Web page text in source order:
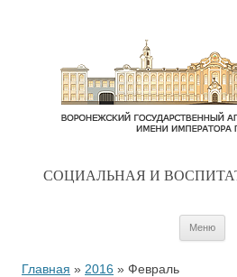
CОЦИАЛЬНАЯ И
Меню
Главная » 2016 » Февраль